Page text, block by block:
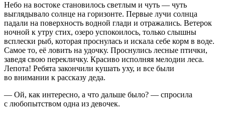
Небо на востоке становилось светлым и чуть — чуть
выглядывало солнце на горизонте. Первые лучи солнца
падали на поверхность водной глади и отражались. Ветерок
ночной к утру стих, озеро успокоилось, только слышны
всплески рыб, которая проснулась и искала себе корм в воде.
Самое то, её ловить на удочку. Проснулись лесные птички,
заведя свою перекличку. Красиво исполняя мелодии леса.
Лепота! Ребята закончили кушать уху, и все были
во внимании к рассказу деда.
— Ой, как интересно, а что дальше было? — спросила
с любопытством одна из девочек.